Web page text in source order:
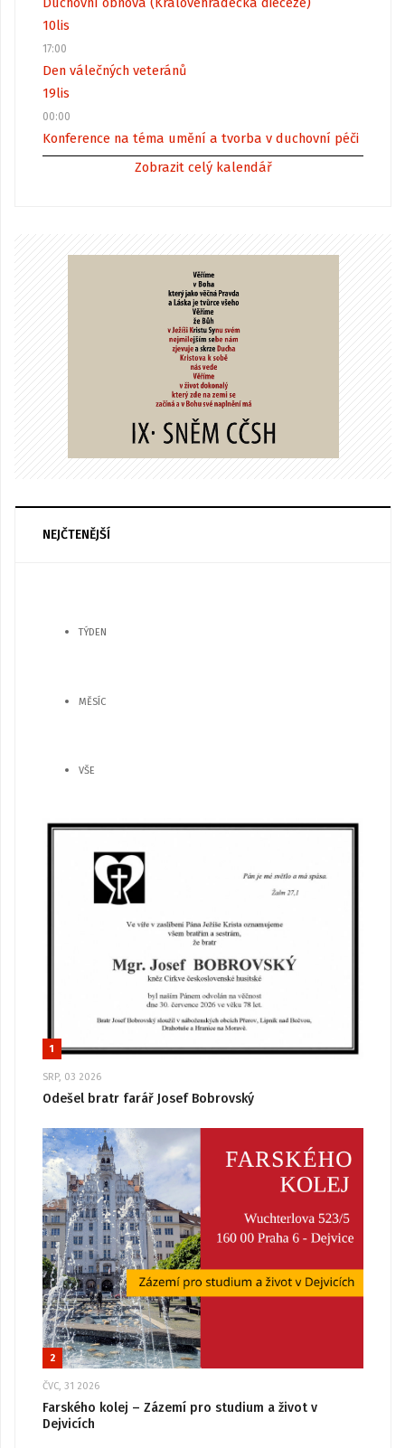
10lis
17:00
Den válečných veteránů
19lis
00:00
Konference na téma umění a tvorba v duchovní péči
Zobrazit celý kalendář
NEJČTENĚJŠÍ
TÝDEN
MĚSÍC
VŠE
1
SRP, 03 2026
Odešel bratr farář Josef Bobrovský
2
ČVC, 31 2026
Farského kolej – Zázemí pro studium a život v
Dejvicích